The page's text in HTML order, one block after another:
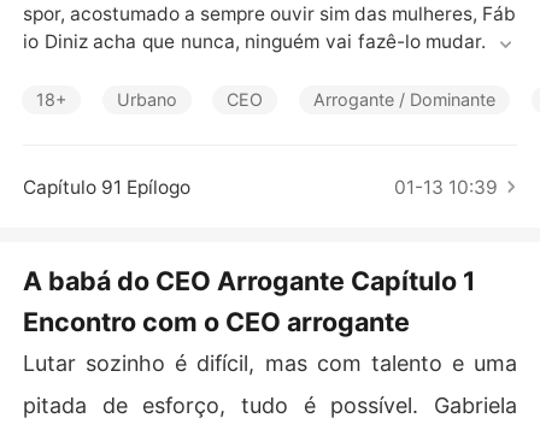
Contos Curtos
spor, acostumado a sempre ouvir sim das mulheres, Fáb
io Diniz acha que nunca, ninguém vai fazê-lo mudar. Do
ape perfeito de sua vida solitária.
de se formar em gastronomia.
smo momento em que rouba o coração do CEO.
Um romance se desenha entre receitas, risadas e muita
á do CEO arrogante terá que enfrentar seus medos se q
uiser ser feliz ao lado dele.
18+ Urbano CEO Arrogante / Dominante
Capítulo 91 Epílogo 01-13 10:39
A babá do CEO Arrogante Capítulo 1
Encontro com o CEO arrogante
Lutar sozinho é difícil, mas com talento e uma
pitada de esforço, tudo é possível. Gabriela